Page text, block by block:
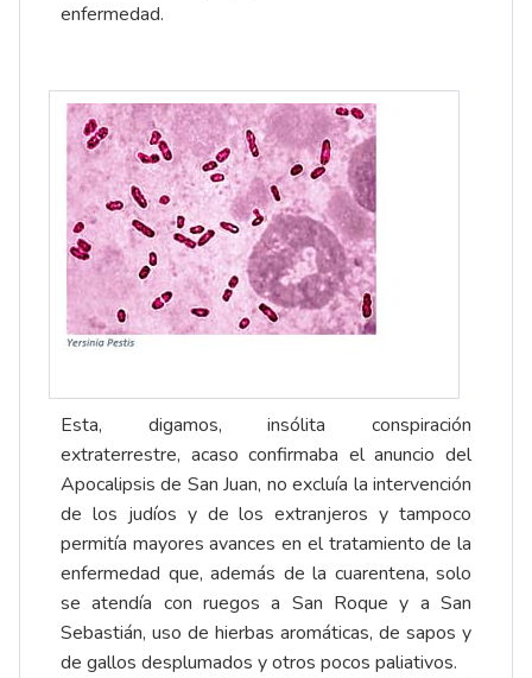
enfermedad.
Esta, digamos, insólita conspiración
extraterrestre, acaso confirmaba el anuncio del
Apocalipsis de San Juan, no excluía la intervención
de los judíos y de los extranjeros y tampoco
permitía mayores avances en el tratamiento de la
enfermedad que, además de la cuarentena, solo
se atendía con ruegos a San Roque y a San
Sebastián, uso de hierbas aromáticas, de sapos y
de gallos desplumados y otros pocos paliativos.